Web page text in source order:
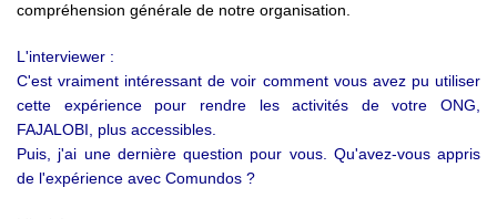
compréhension générale de notre organisation.
L'interviewer :
C'est vraiment intéressant de voir comment vous avez pu utiliser
cette expérience pour rendre les activités de votre ONG,
FAJALOBI, plus accessibles.
Puis, j'ai une dernière question pour vous. Qu'avez-vous appris
de l'expérience avec Comundos ?